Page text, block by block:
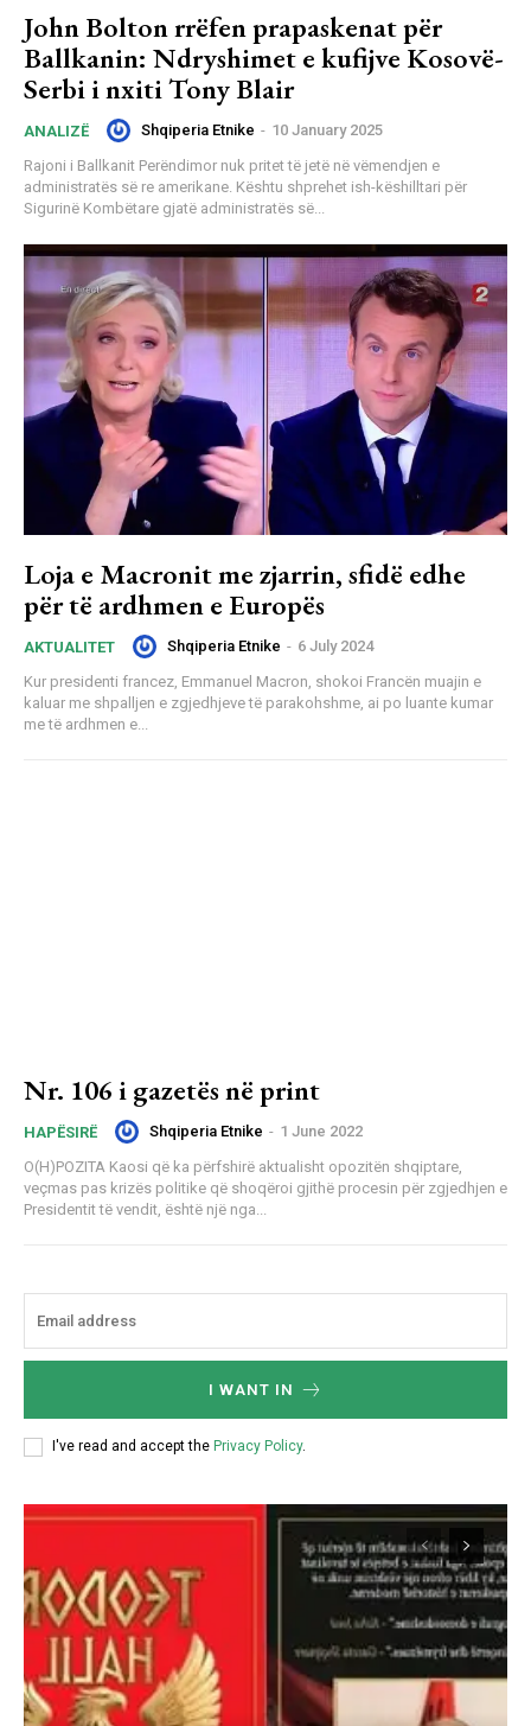
John Bolton rrëfen prapaskenat për
Ballkanin: Ndryshimet e kufijve Kosovë-
Serbi i nxiti Tony Blair
ANALIZË Shqiperia Etnike - 10 January 2025
Rajoni i Ballkanit Perëndimor nuk pritet të jetë në vëmendjen e
administratës së re amerikane. Kështu shprehet ish-këshilltari për
Sigurinë Kombëtare gjatë administratës së...
Loja e Macronit me zjarrin, sfidë edhe
për të ardhmen e Europës
AKTUALITET Shqiperia Etnike - 6 July 2024
Kur presidenti francez, Emmanuel Macron, shokoi Francën muajin e
kaluar me shpalljen e zgjedhjeve të parakohshme, ai po luante kumar
me të ardhmen e...
Nr. 106 i gazetës në print
HAPËSIRË Shqiperia Etnike - 1 June 2022
O(H)POZITA Kaosi që ka përfshirë aktualisht opozitën shqiptare,
veçmas pas krizës politike që shoqëroi gjithë procesin për zgjedhjen e
Presidentit të vendit, është një nga...
I WANT IN
I've read and accept the Privacy Policy.